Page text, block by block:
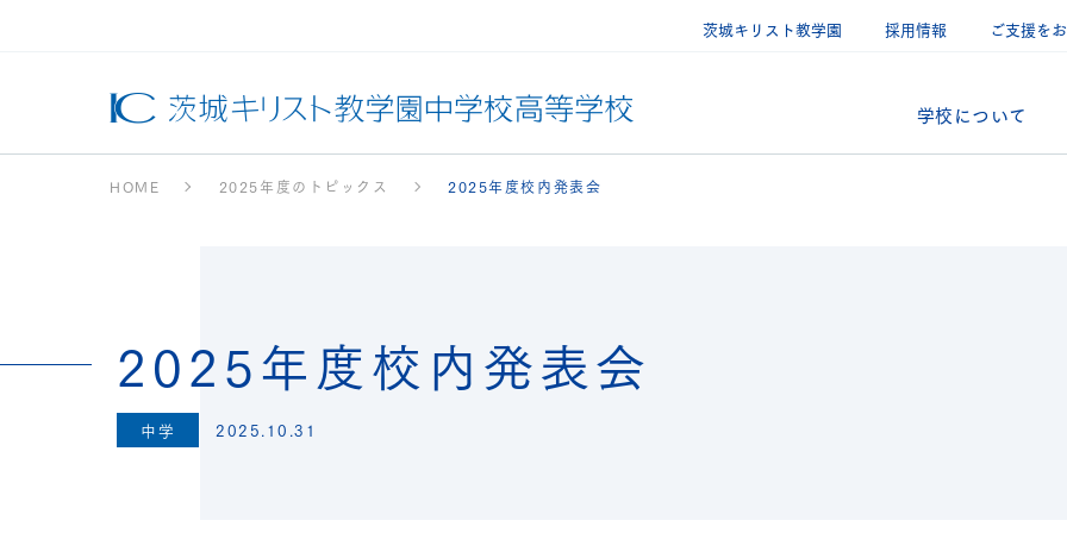
茨城キリスト教学園 採用情報 ご支援を
学校について
HOME 2025年度のトピックス 2025年度校内発表会
2025年度校内発表会
中学 2025.10.31